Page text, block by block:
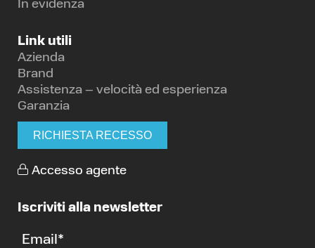
In evidenza
Link utili
Azienda
Brand
Assistenza – velocità ed esperienza
Garanzia
RICHIESTA RECESSO
Accesso agente
Iscriviti alla newsletter
Email *